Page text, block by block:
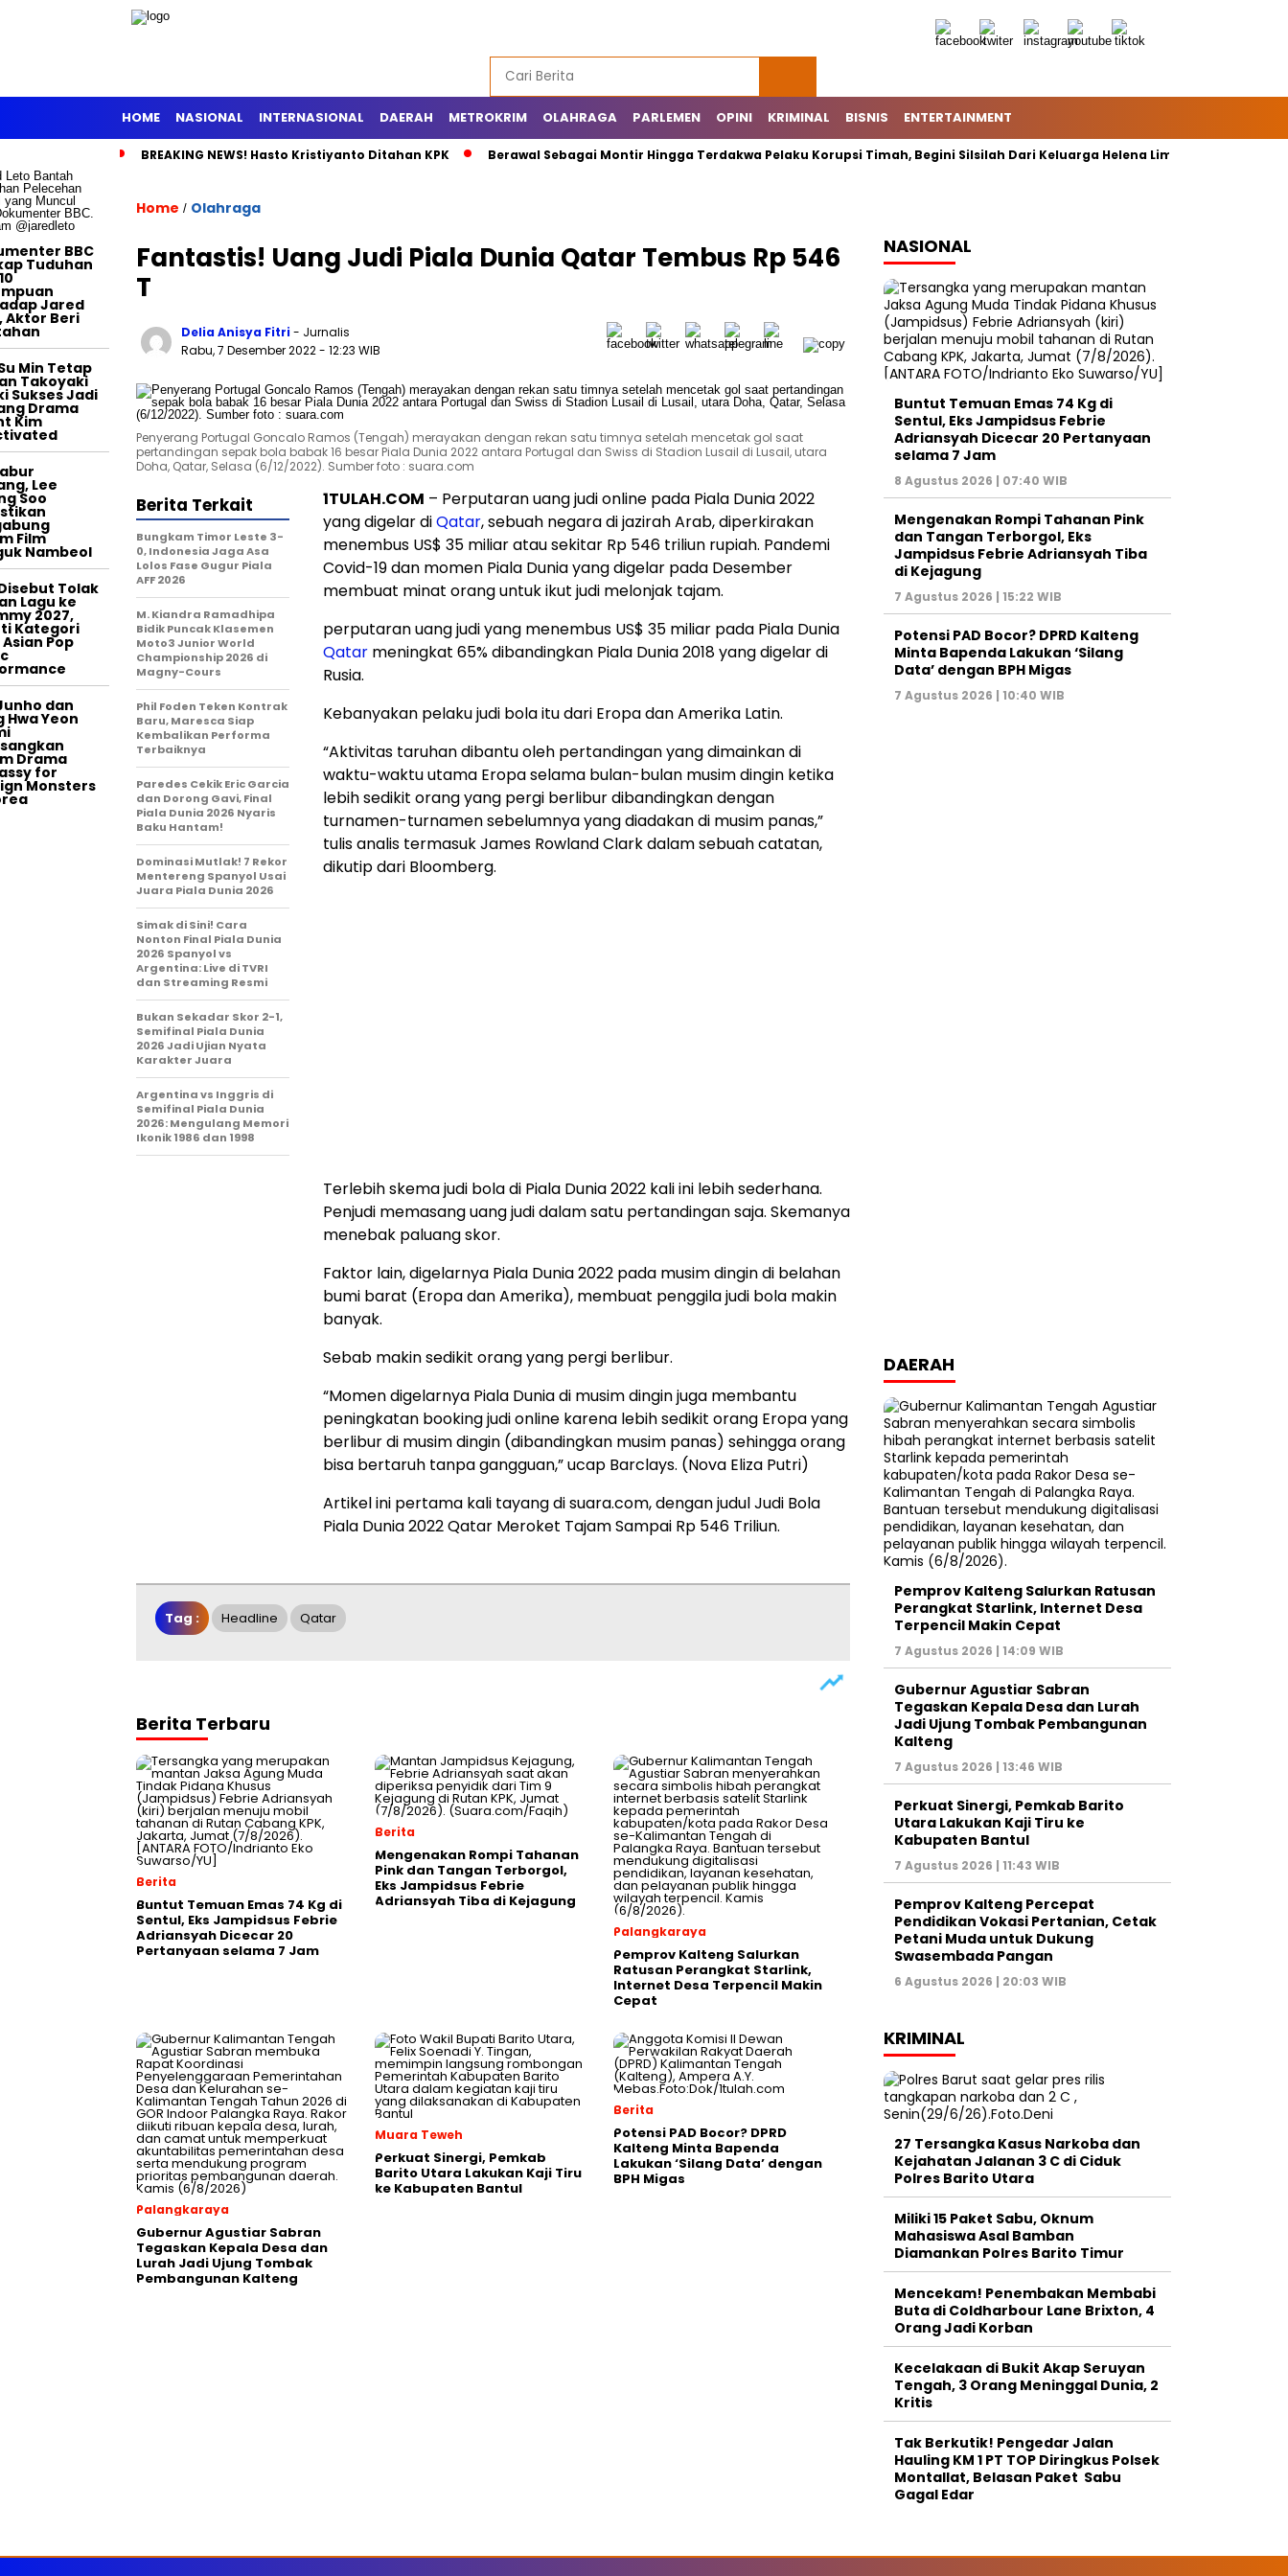
HOME NASIONAL INTERNASIONAL DAERAH METROKRIM OLAHRAGA PARLEMEN OPINI KRIMINAL BISNIS ENTERTAINMENT
BREAKING NEWS! Hasto Kristiyanto Ditahan KPK Berawal Sebagai Montir Hingga Terdakwa Pelaku Korupsi Timah, Begini Silsilah Dari Keluarga Helena Lim
BBC
Tuduhan
Jared
Aktor Beri
Min Tetap
Takoyaki
Sukses Jadi
Drama
Kim
Lee
Soo
Film
Nambeol
Tolak
Lagu ke
2027,
Kategori
Pop
dan
Hwa Yeon
Drama
for
Monsters
Home / Olahraga
Fantastis! Uang Judi Piala Dunia Qatar Tembus Rp 546
T
Delia Anisya Fitri- Jurnalis
Rabu, 7 Desember 2022- 12:23 WIB
Penyerang Portugal Goncalo Ramos (Tengah) merayakan dengan rekan satu timnya setelah mencetak gol saat
pertandingan sepak bola babak 16 besar Piala Dunia 2022 antara Portugal dan Swiss di Stadion Lusail di Lusail, utara
Doha, Qatar, Selasa (6/12/2022). Sumber foto : suara.com
1TULAH.COM – Perputaran uang judi online pada Piala Dunia 2022
yang digelar diQatar, sebuah negara di jazirah Arab, diperkirakan
menembus US$ 35 miliar atau sekitar Rp 546 triliun rupiah. Pandemi
Covid-19 dan momen Piala Dunia yang digelar pada Desember
membuat minat orang untuk ikut judi melonjak tajam.
perputaran uang judi yang menembus US$ 35 miliar pada Piala Dunia
Qatar meningkat 65% dibandingkan Piala Dunia 2018 yang digelar di
Rusia.
Kebanyakan pelaku judi bola itu dari Eropa dan Amerika Latin.
“Aktivitas taruhan dibantu oleh pertandingan yang dimainkan di
waktu-waktu utama Eropa selama bulan-bulan musim dingin ketika
lebih sedikit orang yang pergi berlibur dibandingkan dengan
turnamen-turnamen sebelumnya yang diadakan di musim panas,”
tulis analis termasuk James Rowland Clark dalam sebuah catatan,
dikutip dari Bloomberg.
Terlebih skema judi bola di Piala Dunia 2022 kali ini lebih sederhana.
Penjudi memasang uang judi dalam satu pertandingan saja. Skemanya
menebak paluang skor.
Faktor lain, digelarnya Piala Dunia 2022 pada musim dingin di belahan
bumi barat (Eropa dan Amerika), membuat penggila judi bola makin
banyak.
Sebab makin sedikit orang yang pergi berlibur.
“Momen digelarnya Piala Dunia di musim dingin juga membantu
peningkatan booking judi online karena lebih sedikit orang Eropa yang
berlibur di musim dingin (dibandingkan musim panas) sehingga orang
bisa bertaruh tanpa gangguan,” ucap Barclays. (Nova Eliza Putri)
Artikel ini pertama kali tayang di suara.com, dengan judul Judi Bola
Piala Dunia 2022 Qatar Meroket Tajam Sampai Rp 546 Triliun.
Berita Terkait
Bungkam Timor Leste 3-
0, Indonesia Jaga Asa
Lolos Fase Gugur Piala
AFF 2026
M. Kiandra Ramadhipa
Bidik Puncak Klasemen
Moto3 Junior World
Championship 2026 di
Magny-Cours
Phil Foden Teken Kontrak
Baru, Maresca Siap
Kembalikan Performa
Terbaiknya
Paredes Cekik Eric Garcia
dan Dorong Gavi, Final
Piala Dunia 2026 Nyaris
Baku Hantam!
Dominasi Mutlak! 7 Rekor
Mentereng Spanyol Usai
Juara Piala Dunia 2026
Simak di Sini! Cara
Nonton Final Piala Dunia
2026 Spanyol vs
Argentina: Live di TVRI
dan Streaming Resmi
Bukan Sekadar Skor 2-1,
Semifinal Piala Dunia
2026 Jadi Ujian Nyata
Karakter Juara
Argentina vs Inggris di
Semifinal Piala Dunia
2026: Mengulang Memori
Ikonik 1986 dan 1998
Tag : Headline Qatar
Berita Terbaru
Berita
Buntut Temuan Emas 74 Kg di
Sentul, Eks Jampidsus Febrie
Adriansyah Dicecar 20
Pertanyaan selama 7 Jam
Berita
Mengenakan Rompi Tahanan
Pink dan Tangan Terborgol,
Eks Jampidsus Febrie
Adriansyah Tiba di Kejagung
Palangkaraya
Pemprov Kalteng Salurkan
Ratusan Perangkat Starlink,
Internet Desa Terpencil Makin
Cepat
Palangkaraya
Gubernur Agustiar Sabran
Tegaskan Kepala Desa dan
Lurah Jadi Ujung Tombak
Pembangunan Kalteng
Muara Teweh
Perkuat Sinergi, Pemkab
Barito Utara Lakukan Kaji Tiru
ke Kabupaten Bantul
Berita
Potensi PAD Bocor? DPRD
Kalteng Minta Bapenda
Lakukan ‘Silang Data’ dengan
BPH Migas
NASIONAL
Buntut Temuan Emas 74 Kg di
Sentul, Eks Jampidsus Febrie
Adriansyah Dicecar 20 Pertanyaan
selama 7 Jam
8 Agustus 2026 | 07:40 WIB
Mengenakan Rompi Tahanan Pink
dan Tangan Terborgol, Eks
Jampidsus Febrie Adriansyah Tiba
di Kejagung
7 Agustus 2026 | 15:22 WIB
Potensi PAD Bocor? DPRD Kalteng
Minta Bapenda Lakukan ‘Silang
Data’ dengan BPH Migas
7 Agustus 2026 | 10:40 WIB
DAERAH
Pemprov Kalteng Salurkan Ratusan
Perangkat Starlink, Internet Desa
Terpencil Makin Cepat
7 Agustus 2026 | 14:09 WIB
Gubernur Agustiar Sabran
Tegaskan Kepala Desa dan Lurah
Jadi Ujung Tombak Pembangunan
Kalteng
7 Agustus 2026 | 13:46 WIB
Perkuat Sinergi, Pemkab Barito
Utara Lakukan Kaji Tiru ke
Kabupaten Bantul
7 Agustus 2026 | 11:43 WIB
Pemprov Kalteng Percepat
Pendidikan Vokasi Pertanian, Cetak
Petani Muda untuk Dukung
Swasembada Pangan
6 Agustus 2026 | 20:03 WIB
KRIMINAL
27 Tersangka Kasus Narkoba dan
Kejahatan Jalanan 3 C di Ciduk
Polres Barito Utara
Miliki 15 Paket Sabu, Oknum
Mahasiswa Asal Bamban
Diamankan Polres Barito Timur
Mencekam! Penembakan Membabi
Buta di Coldharbour Lane Brixton, 4
Orang Jadi Korban
Kecelakaan di Bukit Akap Seruyan
Tengah, 3 Orang Meninggal Dunia, 2
Kritis
Tak Berkutik! Pengedar Jalan
Hauling KM 1 PT TOP Diringkus Polsek
Montallat, Belasan Paket Sabu
Gagal Edar